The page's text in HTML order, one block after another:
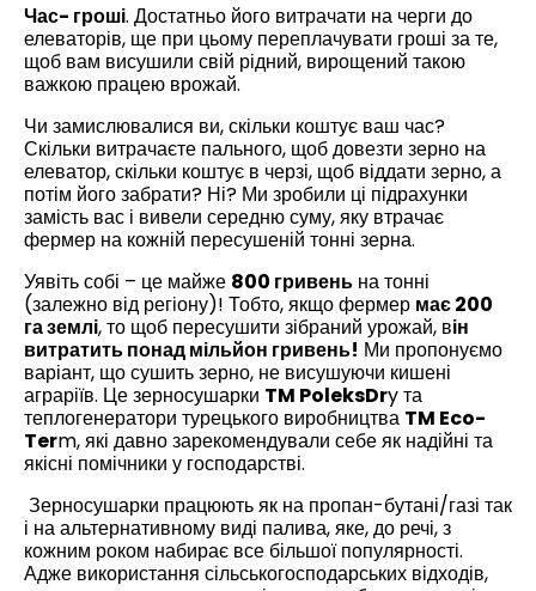
Час- гроші. Достатньо його витрачати на черги до
елеваторів, ще при цьому переплачувати гроші за те,
щоб вам висушили свій рідний, вирощений такою
важкою працею врожай.
Чи замислювалися ви, скільки коштує ваш час?
Скільки витрачаєте пального, щоб довезти зерно на
елеватор, скільки коштує в черзі, щоб віддати зерно, а
потім його забрати? Ні? Ми зробили ці підрахунки
замість вас і вивели середню суму, яку втрачає
фермер на кожній пересушеній тонні зерна.
Уявіть собі – це майже 800 гривень на тонні
(залежно від регіону)! Тобто, якщо фермер має 200
га землі, то щоб пересушити зібраний урожай, він
витратить понад мільйон гривень! Ми пропонуємо
варіант, що сушить зерно, не висушуючи кишені
аграріїв. Це зерносушарки TM PoleksDry та
теплогенератори турецького виробництва TM Eco-
Term, які давно зарекомендували себе як надійні та
якісні помічники у господарстві.
Зерносушарки працюють як на пропан-бутані/газі так
і на альтернативному виді палива, яке, до речі, з
кожним роком набирає все більшої популярності.
Адже використання сільськогосподарських відходів,